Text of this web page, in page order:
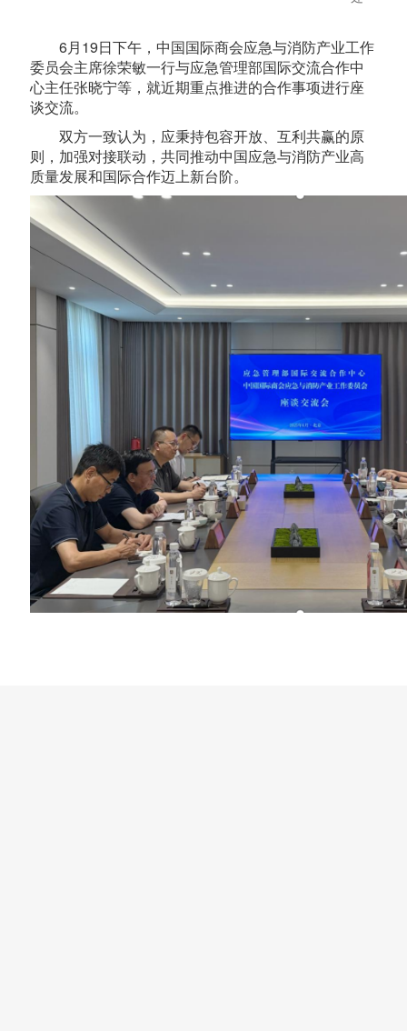
6月19日下午，中国国际商会应急与消防产业工作
委员会主席徐荣敏一行与应急管理部国际交流合作中
心主任张晓宁等， 就近期重点推进的合作事项进行座
谈交流。
双方一致认为，应秉持包容开放、互利共赢的原
则，加强对接联动，共同推动中国应急与消防产业高
质量发展和国际合作迈上新台阶。